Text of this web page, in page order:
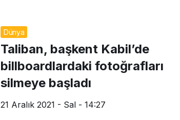
Dünya
Taliban, başkent Kabil’de
billboardlardaki fotoğrafları
silmeye başladı
21 Aralık 2021 - Sal - 14:27